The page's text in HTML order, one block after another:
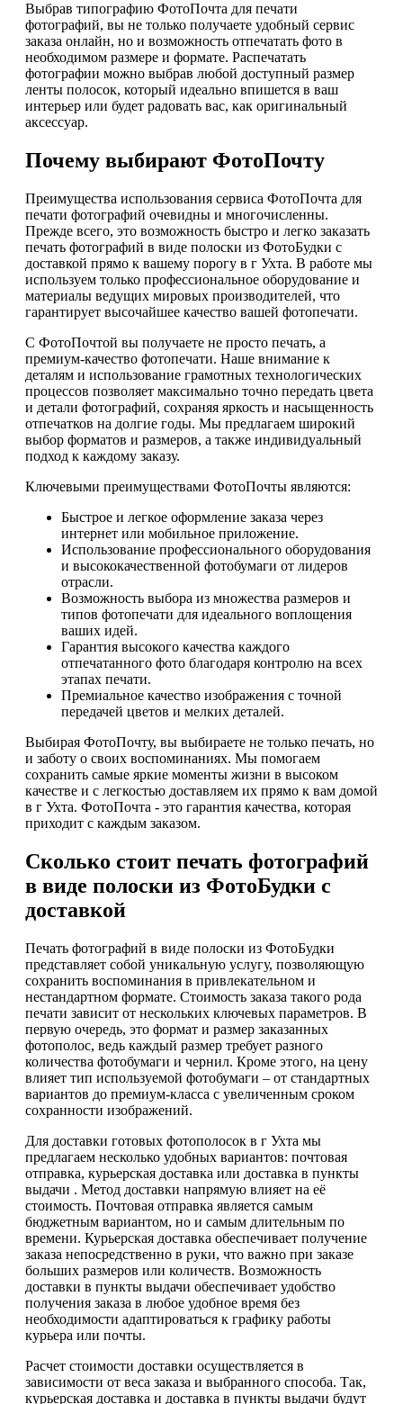
Выбрав типографию ФотоПочта для печати
фотографий, вы не только получаете удобный сервис
заказа онлайн, но и возможность отпечатать фото в
необходимом размере и формате. Распечатать
фотографии можно выбрав любой доступный размер
ленты полосок, который идеально впишется в ваш
интерьер или будет радовать вас, как оригинальный
аксессуар.
Почему выбирают ФотоПочту
Преимущества использования сервиса ФотоПочта для
печати фотографий очевидны и многочисленны.
Прежде всего, это возможность быстро и легко заказать
печать фотографий в виде полоски из ФотоБудки с
доставкой прямо к вашему порогу в г Ухта. В работе мы
используем только профессиональное оборудование и
материалы ведущих мировых производителей, что
гарантирует высочайшее качество вашей фотопечати.
С ФотоПочтой вы получаете не просто печать, а
премиум-качество фотопечати. Наше внимание к
деталям и использование грамотных технологических
процессов позволяет максимально точно передать цвета
и детали фотографий, сохраняя яркость и насыщенность
отпечатков на долгие годы. Мы предлагаем широкий
выбор форматов и размеров, а также индивидуальный
подход к каждому заказу.
Ключевыми преимуществами ФотоПочты являются:
Быстрое и легкое оформление заказа через
интернет или мобильное приложение.
Использование профессионального оборудования
и высококачественной фотобумаги от лидеров
отрасли.
Возможность выбора из множества размеров и
типов фотопечати для идеального воплощения
ваших идей.
Гарантия высокого качества каждого
отпечатанного фото благодаря контролю на всех
этапах печати.
Премиальное качество изображения с точной
передачей цветов и мелких деталей.
Выбирая ФотоПочту, вы выбираете не только печать, но
и заботу о своих воспоминаниях. Мы помогаем
сохранить самые яркие моменты жизни в высоком
качестве и с легкостью доставляем их прямо к вам домой
в г Ухта. ФотоПочта - это гарантия качества, которая
приходит с каждым заказом.
Сколько стоит печать фотографий
в виде полоски из ФотоБудки с
доставкой
Печать фотографий в виде полоски из ФотоБудки
представляет собой уникальную услугу, позволяющую
сохранить воспоминания в привлекательном и
нестандартном формате. Стоимость заказа такого рода
печати зависит от нескольких ключевых параметров. В
первую очередь, это формат и размер заказанных
фотополос, ведь каждый размер требует разного
количества фотобумаги и чернил. Кроме этого, на цену
влияет тип используемой фотобумаги – от стандартных
вариантов до премиум-класса с увеличенным сроком
сохранности изображений.
Для доставки готовых фотополосок в г Ухта мы
предлагаем несколько удобных вариантов: почтовая
отправка, курьерская доставка или доставка в пункты
выдачи . Метод доставки напрямую влияет на её
стоимость. Почтовая отправка является самым
бюджетным вариантом, но и самым длительным по
времени. Курьерская доставка обеспечивает получение
заказа непосредственно в руки, что важно при заказе
больших размеров или количеств. Возможность
доставки в пункты выдачи обеспечивает удобство
получения заказа в любое удобное время без
необходимости адаптироваться к графику работы
курьера или почты.
Расчет стоимости доставки осуществляется в
зависимости от веса заказа и выбранного способа. Так,
курьерская доставка и доставка в пункты выдачи будут